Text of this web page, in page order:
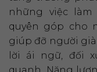
những việc
quyên góp cho
giúp đỡ người
lời ái ngữ, đối